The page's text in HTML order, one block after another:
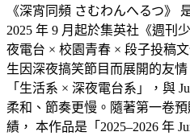
《深宵同頻 さむわんへるつ》
2025 年 9 月起於集英社《週刊
夜電台 × 校園青春 × 段子投稿
生因深夜搞笑節目而展開的友
「生活系 × 深夜電台系」，與
柔和、節奏更慢。隨著第一卷
績， 本作品是「2025–2026 年